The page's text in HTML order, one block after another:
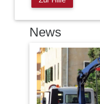
News